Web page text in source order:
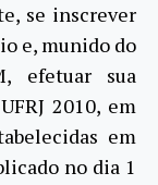
se inscrever
e, munido do
efetuar sua
2010, em
em
no dia 1